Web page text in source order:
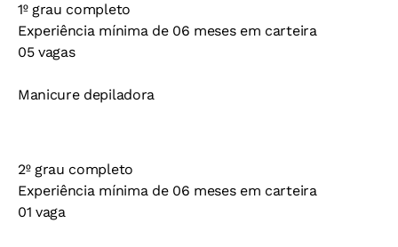
1º grau completo
Experiência mínima de 06 meses em carteira
05 vagas
Manicure depiladora
2º grau completo
Experiência mínima de 06 meses em carteira
01 vaga